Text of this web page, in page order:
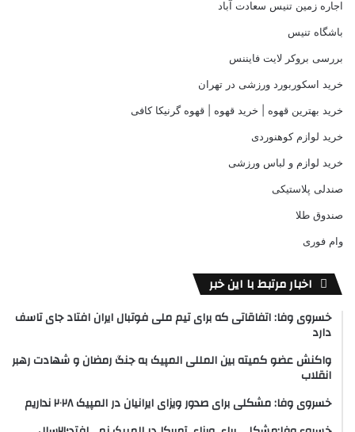
اجاره زمین تنیس سعادت آباد
باشگاه تنیس
بررسی بروکر لایت فایننس
خرید اسکوربورد ورزشی در تهران
خرید بهترین قهوه | خرید قهوه | قهوه گرنیکا کافی
خرید لوازم کوهنوردی
خرید لوازم و لباس ورزشی
صندلی پلاستیکی
صندوق طلا
وام فوری
اخبار مرتبط با این خبر
خسروی وفا: اتفاقاتی که برای تیم ملی فوتبال ایران افتاد جای تاسف
دارد
واکنش عضو کمیته بین المللی المپیک به جنگ رمضان و شهادت رهبر
انقلاب
خسروی وفا: مشکلی برای صدور ویزای ایرانیان در المپیک ۲۰۲۸ نداریم